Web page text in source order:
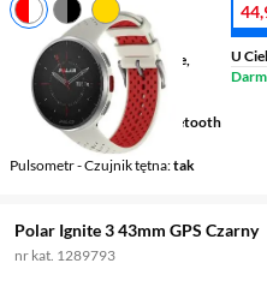
uniwersalny
Rodzaj aktywności bieganie,
fitness/siłownia, jazda na
rowerze
Integracja z telefonem Bluetooth
Pulsometr - Czujnik tętna tak
U
Polar Ignite 3 43mm GPS Czarny
nr kat. 1289793